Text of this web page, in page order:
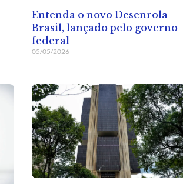
Entenda o novo Desenrola
Brasil, lançado pelo governo
federal
05/05/2026